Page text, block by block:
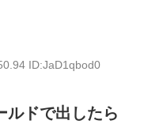
ID:JaD1qbod0
ルドで出したら